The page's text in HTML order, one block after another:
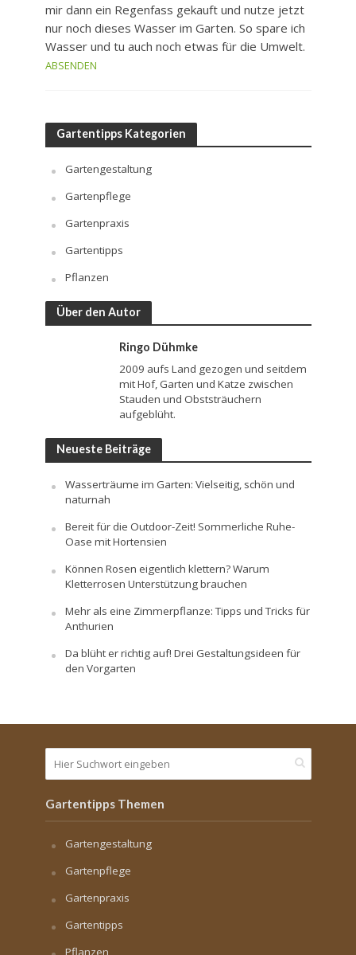
mir dann ein Regenfass gekauft und nutze jetzt
nur noch dieses Wasser im Garten. So spare ich
Wasser und tu auch noch etwas für die Umwelt.
ABSENDEN
Gartentipps Kategorien
Gartengestaltung
Gartenpflege
Gartenpraxis
Gartentipps
Pflanzen
Über den Autor
Ringo Dühmke
2009 aufs Land gezogen und seitdem
mit Hof, Garten und Katze zwischen
Stauden und Obststräuchern
aufgeblüht.
Neueste Beiträge
Wasserträume im Garten: Vielseitig, schön und
naturnah
Bereit für die Outdoor-Zeit! Sommerliche Ruhe-
Oase mit Hortensien
Können Rosen eigentlich klettern? Warum
Kletterrosen Unterstützung brauchen
Mehr als eine Zimmerpflanze: Tipps und Tricks für
Anthurien
Da blüht er richtig auf! Drei Gestaltungsideen für
den Vorgarten
Gartentipps Themen
Gartengestaltung
Gartenpflege
Gartenpraxis
Gartentipps
Pflanzen